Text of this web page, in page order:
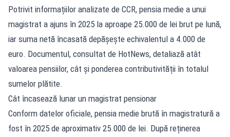
Potrivit informațiilor analizate de CCR, pensia medie a unui
magistrat a ajuns în 2025 la aproape 25.000 de lei brut pe lună,
iar suma netă încasată depășește echivalentul a 4.000 de
euro. Documentul, consultat de HotNews, detaliază atât
valoarea pensiilor, cât și ponderea contributivității în totalul
sumelor plătite.
Cât încasează lunar un magistrat pensionar
Conform datelor oficiale, pensia medie brută în magistratură a
fost în 2025 de aproximativ 25.000 de lei. După reținerea